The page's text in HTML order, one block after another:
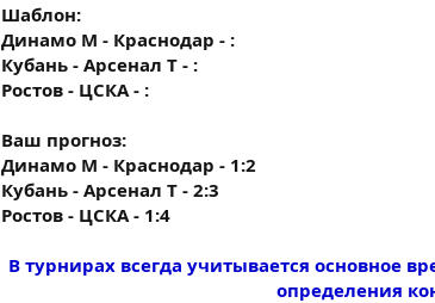
Шаблон:
Динамо М - Краснодар - :
Кубань - Арсенал Т - :
Ростов - ЦСКА - :
Ваш прогноз:
Динамо М - Краснодар - 1:2
Кубань - Арсенал Т - 2:3
Ростов - ЦСКА - 1:4
В турнирах всегда учитывается основное
определения